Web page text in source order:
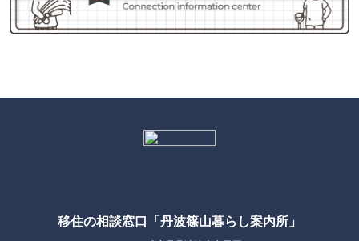
移住の相談窓口「丹波篠山暮らし案内所」